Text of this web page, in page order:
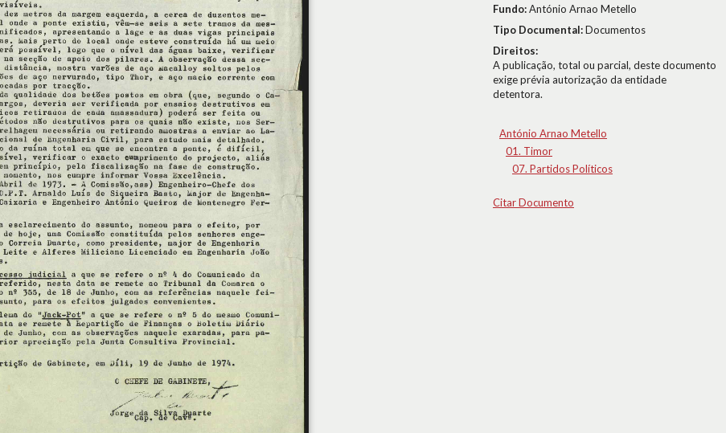
Fundo:António Arnao Metello
Tipo Documental:Documentos
Direitos:
A publicação, total ou parcial, deste documento
exige prévia autorização da entidade
detentora.
António Arnao Metello
01. Timor
07. Partidos Políticos
Citar Documento